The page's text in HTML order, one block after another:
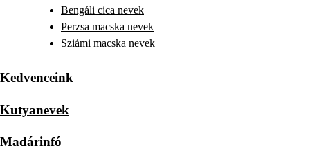
Bengáli cica nevek
Perzsa macska nevek
Sziámi macska nevek
Kedvenceink
Kutyanevek
Madárinfó